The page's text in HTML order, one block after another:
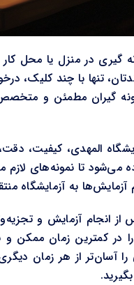
گیری در منزل یا محل
تنها با چند کلیک،
گیران مطمئن و متخصص
المهدی، کیفیت،
تا نمونه‌های لازم
آزمایش‌ها به آزمایشگاه
انجام آزمایش و
در کمترین زمان ممکن و
آسان‌تر از هر زمان